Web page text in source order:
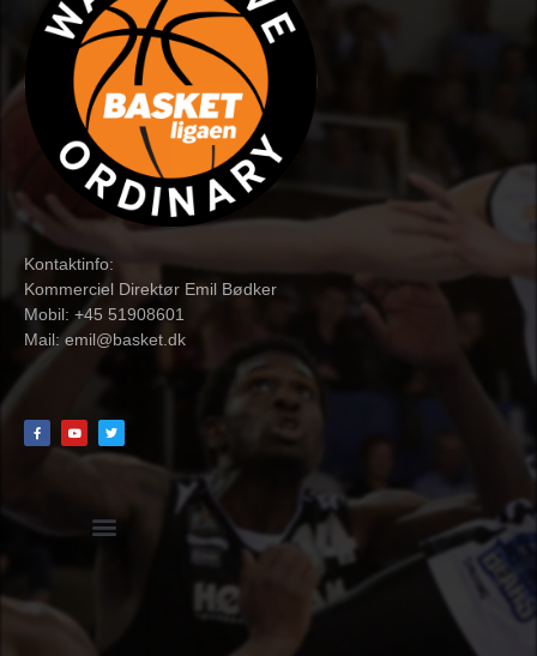
Kontaktinfo:
Kommerciel Direktør Emil Bødker
Mobil: +45 51908601
Mail:emil@basket.dk